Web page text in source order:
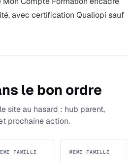
avec certification Qualiopi sauf
le bon ordre
site au hasard : hub parent,
prochaine action.
FAMILLE MEME FAMILLE